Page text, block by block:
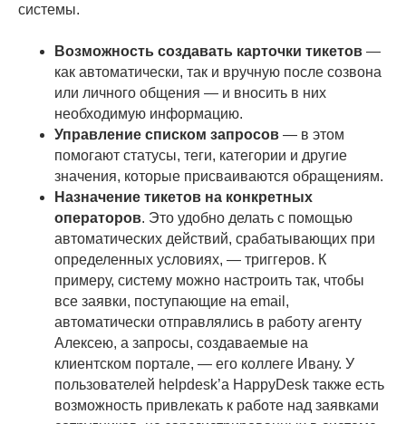
системы.
Возможность создавать карточки тикетов —
как автоматически, так и вручную после созвона
или личного общения — и вносить в них
необходимую информацию.
Управление списком запросов — в этом
помогают статусы, теги, категории и другие
значения, которые присваиваются обращениям.
Назначение тикетов на конкретных
операторов. Это удобно делать с помощью
автоматических действий, срабатывающих при
определенных условиях, — триггеров. К
примеру, систему можно настроить так, чтобы
все заявки, поступающие на email,
автоматически отправлялись в работу агенту
Алексею, а запросы, создаваемые на
клиентском портале, — его коллеге Ивану. У
пользователей helpdesk’а HappyDesk также есть
возможность привлекать к работе над заявками